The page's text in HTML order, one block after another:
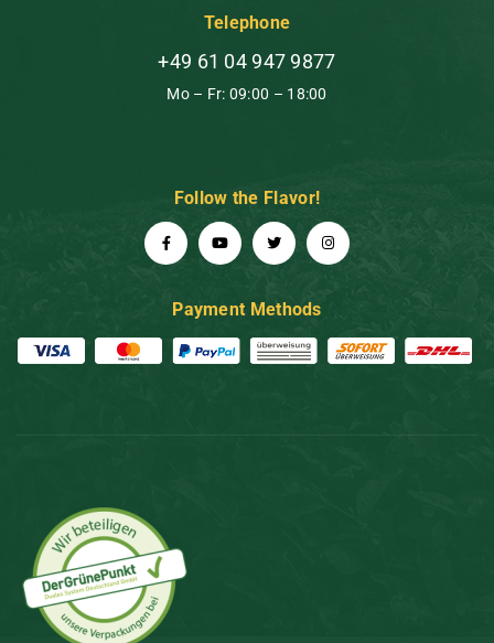
Telephone
+49 61 04 947 9877
Mo – Fr: 09:00 – 18:00
Follow the Flavor!
Payment Methods